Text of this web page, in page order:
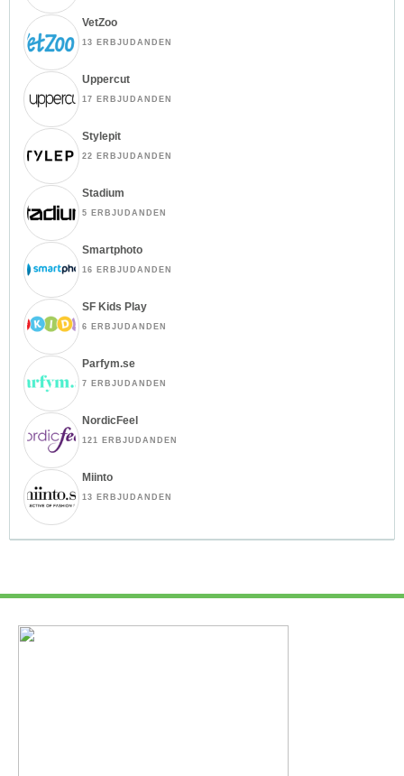
VetZoo
13 ERBJUDANDEN
Uppercut
17 ERBJUDANDEN
Stylepit
22 ERBJUDANDEN
Stadium
5 ERBJUDANDEN
Smartphoto
16 ERBJUDANDEN
SF Kids Play
6 ERBJUDANDEN
Parfym.se
7 ERBJUDANDEN
NordicFeel
121 ERBJUDANDEN
Miinto
13 ERBJUDANDEN